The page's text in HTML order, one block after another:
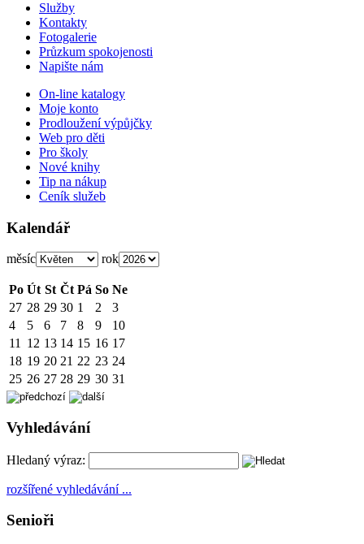
Služby
Kontakty
Fotogalerie
Průzkum spokojenosti
Napište nám
On-line katalogy
Moje konto
Prodloužení výpůjčky
Web pro děti
Pro školy
Nové knihy
Tip na nákup
Ceník služeb
Kalendář
měsíc rok
Po Út St Čt Pá So Ne
27 28 29 30 1 2
3
4
5 6 7 8 9
10
11
12 13 14 15 16 17
18 19 20 21 22 23 24
25 26 27 28 29 30 31
Vyhledávání
Hledaný výraz:
rozšířené vyhledávání ...
Senioři